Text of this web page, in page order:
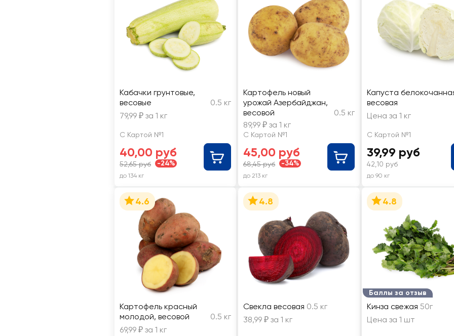
Кабачки грунтовые,
весовые
0.5 кг
79,99 ₽ за 1 кг
С Картой №1
40,00 руб
52,65 руб -24%
до 134 кг
Картофель новый
урожай Азербайджан,
весовой
0.5 кг
89,99 ₽ за 1 кг
С Картой №1
45,00 руб
68,45 руб -34%
до 213 кг
Капуста
весовая
Цена за 1 кг
С Картой №1
39,99 руб
42,10 руб
до 90 кг
4.6
Картофель красный
молодой, весовой
0.5 кг
69,99 ₽ за 1 кг
4.8
Свекла весовая 0.5 кг
38,99 ₽ за 1 кг
Баллы за отзыв
4.8
Кинза свежая 50г
Цена за 1 шт